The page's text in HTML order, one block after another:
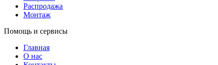
Распродажа
Монтаж
Помощь и сервисы
Главная
О нас